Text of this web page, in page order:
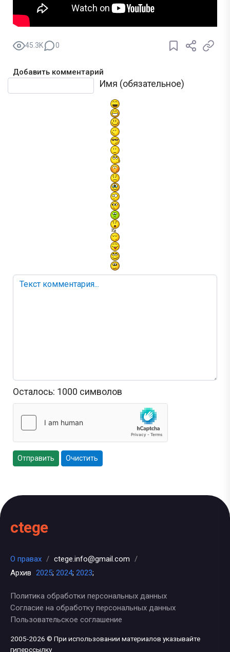
45.3K 0
Добавить комментарий
Имя (обязательное)
Текст комментария
Осталось: 1000 символов
Отправить Очистить
ctege
О правах / ctege.info@gmail.com /
Архив 2025; 2024; 2023;
Политика обработки персональных данных
Согласие на обработку персональных данных
Пользовательское соглашение
2005-2026 © При использовании материалов указывайте
гиперссылку